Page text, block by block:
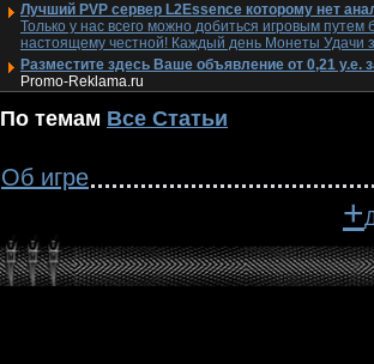
Лучший PVP сервер L2Essence которому нет
Только у нас всего можно добиться игровым путем
настоящему честной! Каждый день Монеты Удачи
Разместите здесь Ваше объявление от 0,21 у.е.
Promo-Reklama.ru
По темам Все Статьи
Об игре
+